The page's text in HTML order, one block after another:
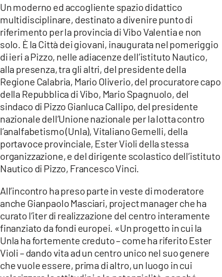
LACPLAY.IT
LACTV.IT
LACONAIR.IT
LACITYMAG.IT
ILREGGINO.IT
COSENZACHANNEL.IT
ILVIBONESE.IT
CATANZAROCHANNEL.IT
ANDROID
APPLE
Un moderno ed accogliente spazio didattico
multidisciplinare, destinato a divenire punto di
riferimento per la provincia di Vibo Valentia e non
solo. È la Città dei giovani, inaugurata nel pomeriggio
di ieri a Pizzo, nelle adiacenze dell’istituto Nautico,
alla presenza, tra gli altri, del presidente della
Regione Calabria, Mario Oliverio, del procuratore capo
della Repubblica di Vibo, Mario Spagnuolo, del
sindaco di Pizzo Gianluca Callipo, del presidente
nazionale dell’Unione nazionale per la lotta contro
l’analfabetismo (Unla), Vitaliano Gemelli, della
portavoce provinciale, Ester Violi della stessa
organizzazione, e del dirigente scolastico dell’istituto
Nautico di Pizzo, Francesco Vinci.
All’incontro ha preso parte in veste di moderatore
anche Gianpaolo Masciari, project manager che ha
curato l’iter di realizzazione del centro interamente
finanziato da fondi europei. «Un progetto in cui la
Unla ha fortemente creduto – come ha riferito Ester
Violi – dando vita ad un centro unico nel suo genere
che vuole essere, prima di altro, un luogo in cui